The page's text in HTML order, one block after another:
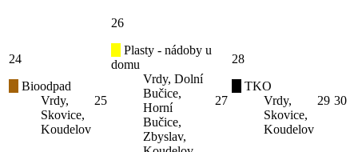
24
Bioodpad
Vrdy,
Skovice,
Koudelov
25
26
Plasty - nádoby u
domu
Vrdy, Dolní
Bučice,
Horní
Bučice,
Zbyslav,
27
28
TKO
Vrdy,
Skovice,
Koudelov
29 30